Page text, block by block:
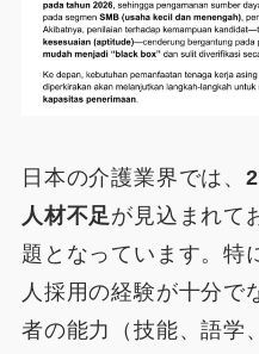
日本の介護業界では、
人材不足 が見込まれて
題となっています。特
人採用の経験が十分で
者の能力（技能、語学